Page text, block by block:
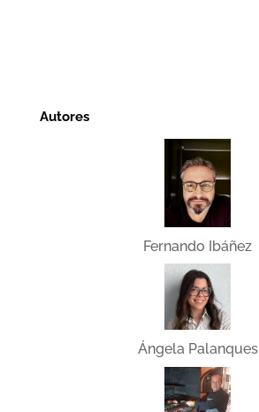
Autores
Fernando Ibáñez
Ángela Palanques